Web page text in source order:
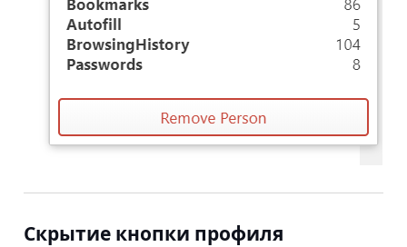
Скрытие кнопки профиля